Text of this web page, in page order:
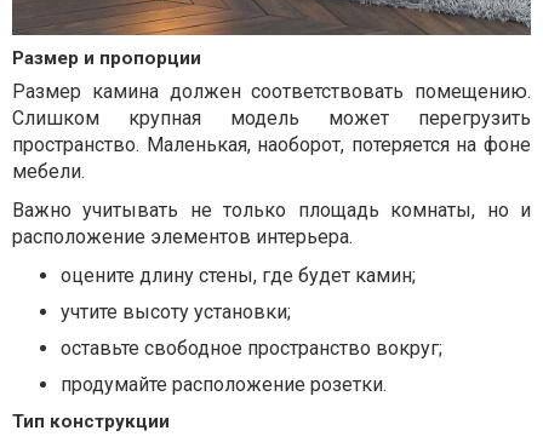
Размер и пропорции
Размер камина должен соответствовать помещению.
Слишком крупная модель может перегрузить
пространство. Маленькая, наоборот, потеряется на фоне
мебели.
Важно учитывать не только площадь комнаты, но и
расположение элементов интерьера.
оцените длину стены, где будет камин;
учтите высоту установки;
оставьте свободное пространство вокруг;
продумайте расположение розетки.
Тип конструкции